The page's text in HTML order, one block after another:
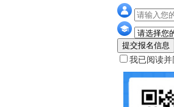
提交报名信息
我已阅读